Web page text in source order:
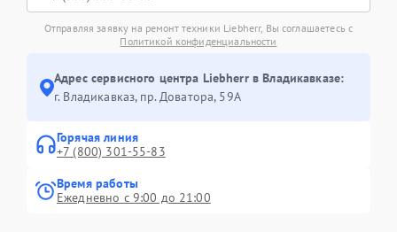
Отправляя заявку на ремонт техники Liebherr, Вы соглашаетесь с
Политикой конфиденциальности
Адрес сервисного центра Liebherr в Владикавказе:
г. Владикавказ, пр. Доватора, 59А
Горячая линия
+7 (800) 301-55-83
Время работы
Ежедневно с 9:00 до 21:00